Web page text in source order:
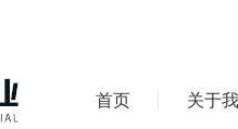
首页 关于